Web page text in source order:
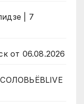
| 7
от 06.08.2026